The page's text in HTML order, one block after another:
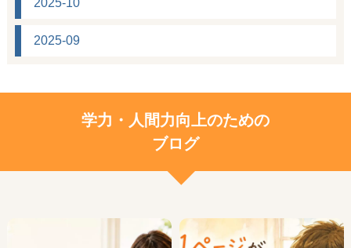
2025-09
学力・人間力向上のための
ブログ